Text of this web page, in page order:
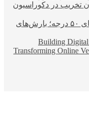
تخریب در دکوراسیون
هشدار قرمز هواشناسی برای گرمای ۵۰ درجه؛ بارش‌های
Building Digital
Transforming Online